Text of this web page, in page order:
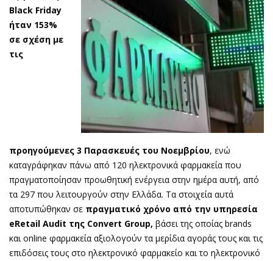
Black Friday
ήταν 153%
σε σχέση με
τις
προηγούμενες 3 Παρασκευές του Νοεμβρίου, ενώ
καταγράφηκαν πάνω από 120 ηλεκτρονικά φαρμακεία που
πραγματοποίησαν προωθητική ενέργεια στην ημέρα αυτή, από
τα 297 που λειτουργούν στην Ελλάδα. Τα στοιχεία αυτά
αποτυπώθηκαν σε πραγματικό χρόνο από την υπηρεσία
eRetail Audit της Convert Group, βάσει της οποίας brands
και online φαρμακεία αξιολογούν τα μερίδια αγοράς τους και τις
επιδόσεις τους στο ηλεκτρονικό φαρμακείο και το ηλεκτρονικό